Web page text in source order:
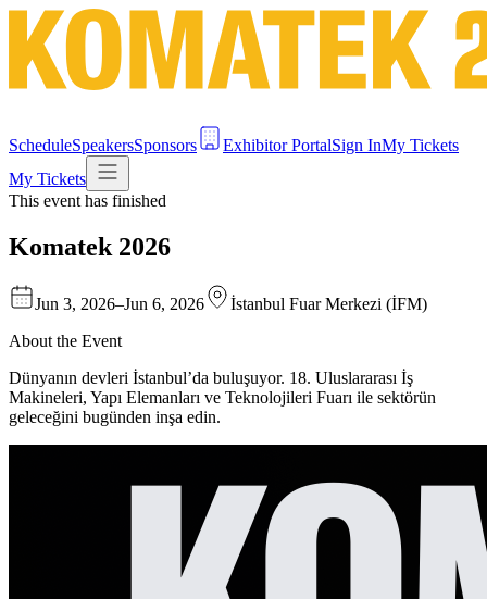
ScheduleSpeakersSponsors Exhibitor PortalSign InMy Tickets
My Tickets
This event has finished
Komatek 2026
Jun 3, 2026–Jun 6, 2026
İstanbul Fuar Merkezi (İFM)
About the Event
Dünyanın devleri İstanbul’da buluşuyor. 18. Uluslararası İş
Makineleri, Yapı Elemanları ve Teknolojileri Fuarı ile sektörün
geleceğini bugünden inşa edin.